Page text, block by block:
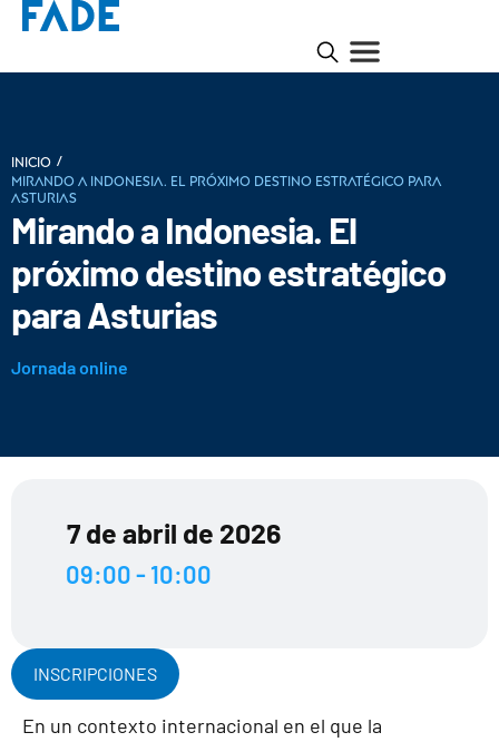
INICIO /
Mirando a Indonesia. El próximo destino estratégico para
Asturias
Mirando a Indonesia. El
próximo destino estratégico
para Asturias
Jornada online
7 de abril de 2026
09:00 - 10:00
En un contexto internacional en el que la
INSCRIPCIONES